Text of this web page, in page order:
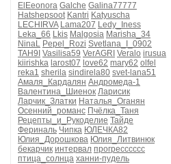
ElEeonora Galche Galina77777
Hatshepsoot Kantri Katyuscha
LECHIRVA Lama207 Ledy_Iness
Leka_66 Lkis Malgosia Marisha_34
NinaL Pepel_Rozi Svetlana_I_0902
TAH9I Vasilisa59 VerAGRI Veralo irusua
kiirishka larost07 love62 mary62 olfel
reka1 sherila sindirela80 svet-lana51
Амаля_Кардалян Андромеда-1
Валентина_Шиенок Ларисик
Ларчик_Златки Наталья_Оганян
Осенний_романс Пчёлка_Таня
Рецепты_и_Рукоделие Тайде
Фериналь Чипка ЮЛЕЧКА82
Юлия_Дорошкова Юлия_Литвинюк
бекарчик интервал прогресссссс
птица_солнца ханни-пудель